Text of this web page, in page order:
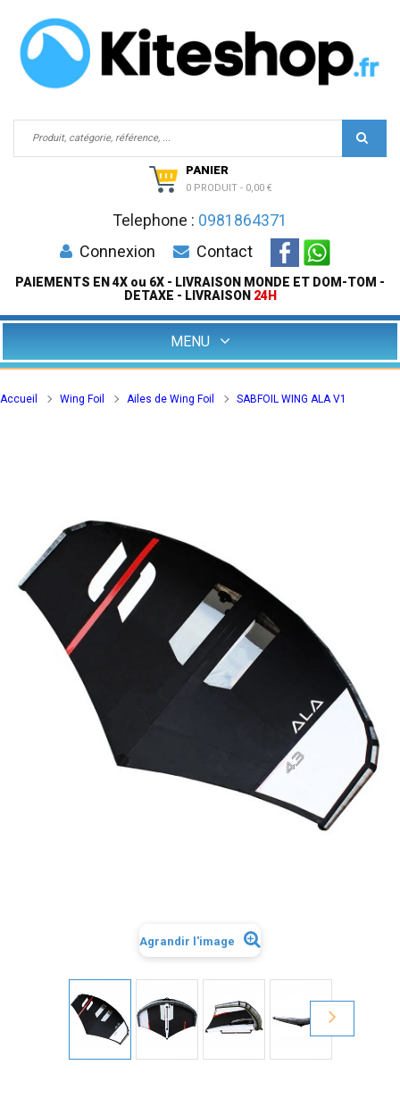
PANIER
0 PRODUIT - 0,00 €
Telephone : 0981864371
Connexion
Contact
PAIEMENTS EN 4X ou 6X - LIVRAISON MONDE ET DOM-TOM -
DETAXE - LIVRAISON 24H
MENU
Accueil Wing Foil Ailes de Wing Foil SABFOIL WING ALA V1
Agrandir l'image